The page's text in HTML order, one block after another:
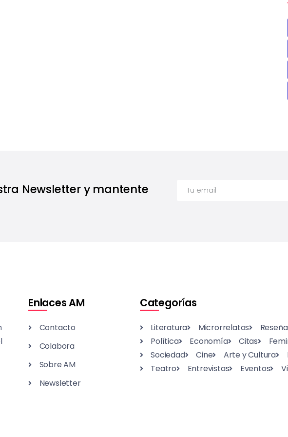
Newsletter y mantente
Enlaces AM
Contacto
Colabora
Sobre AM
Newsletter
Categorías
Literatura Microrrelatos
Política
Economía Citas
Sociedad
Cine Arte y Cultura
Teatro
Entrevistas Eventos